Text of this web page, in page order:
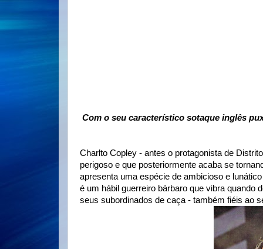
Com o seu característico sotaque inglês
Charlto Copley - antes o protagonista de
perigoso e que posteriormente acaba se
apresenta uma espécie de ambicioso e
é um hábil guerreiro bárbaro que vibra
seus subordinados de caça - também fiéis ao